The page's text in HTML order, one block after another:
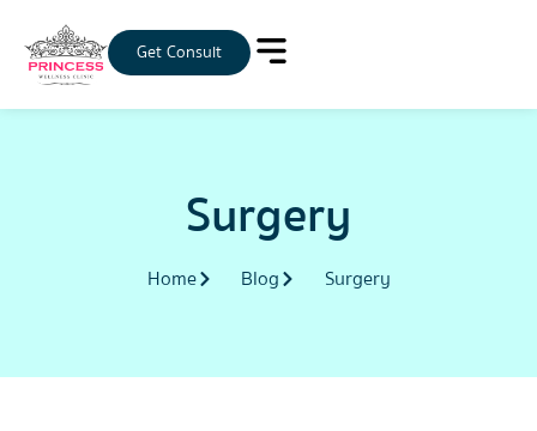
Get Consult
Surgery
Home Blog Surgery